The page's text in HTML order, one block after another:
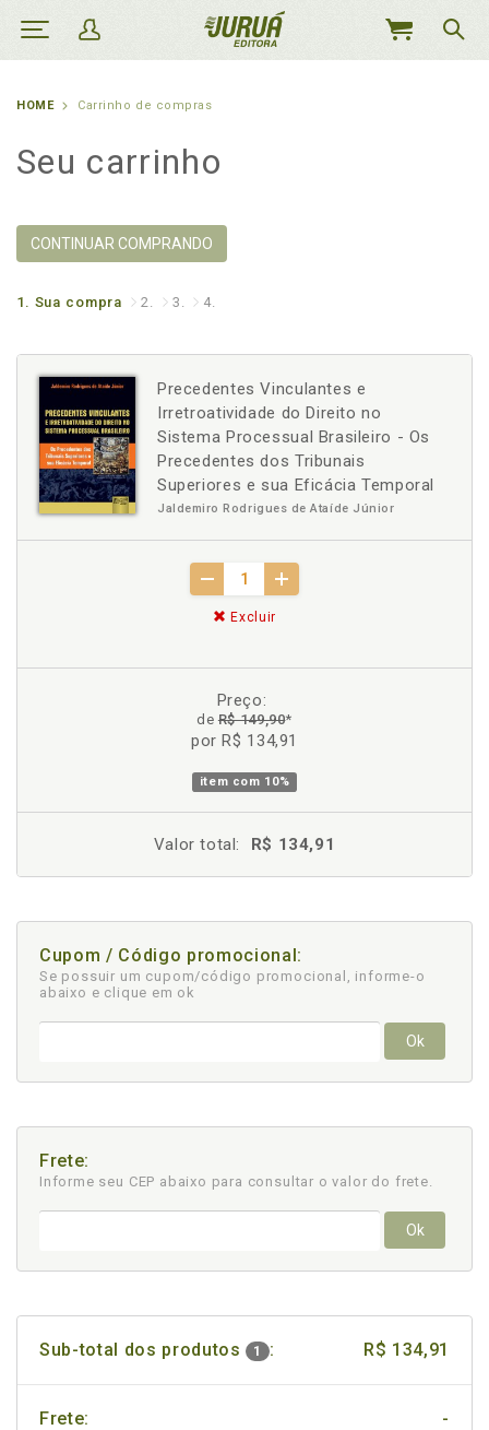
MEU
HOME Carrinho de compras
Seu carrinho
CONTINUAR COMPRANDO
1. Sua compra 2. 3. 4.
Precedentes Vinculantes e
Irretroatividade do Direito no
Sistema Processual Brasileiro - Os
Precedentes dos Tribunais
Superiores e sua Eficácia Temporal
Jaldemiro Rodrigues de Ataíde Júnior
Excluir
Preço:
deR$ 149,90*
por R$ 134,91
item com 10%
Valor total: R$ 134,91
Cupom / Código promocional:
Se possuir um cupom/código promocional, informe-o
abaixo e clique em ok
Ok
Frete:
Informe seu CEP abaixo para consultar o valor do frete.
Ok
Sub-total dos produtos 1 : R$ 134,91
Frete: -